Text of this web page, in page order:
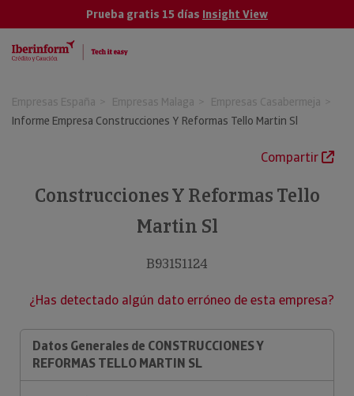
Prueba gratis 15 días Insight View
Empresas España Empresas Malaga
Empresas Casabermeja
Informe Empresa Construcciones Y Reformas Tello Martin Sl
Compartir
Construcciones Y Reformas Tello
Martin Sl
B93151124
¿Has detectado algún dato erróneo de esta empresa?
Datos Generales de CONSTRUCCIONES Y
REFORMAS TELLO MARTIN SL